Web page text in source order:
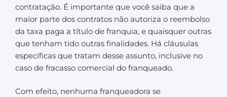
contratação. É importante que você saiba que a
maior parte dos contratos não autoriza o reembolso
da taxa paga a título de franquia, e quaisquer outras
que tenham tido outras finalidades. Há cláusulas
específicas que tratam desse assunto, inclusive no
caso de fracasso comercial do franqueado.
Com efeito, nenhuma franqueadora se